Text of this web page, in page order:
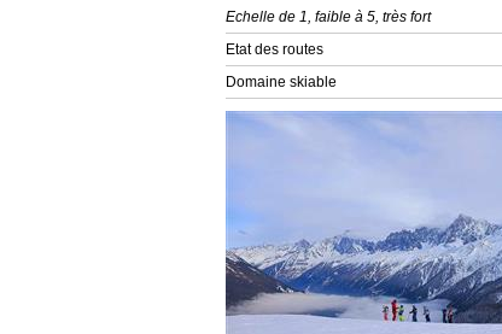
Echelle de 1, faible à 5, très fort
Etat des routes
Domaine skiable